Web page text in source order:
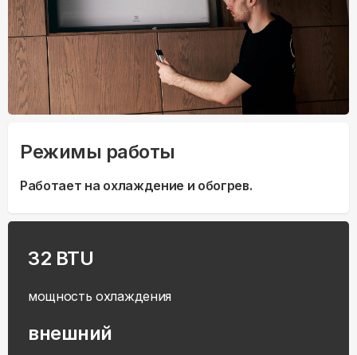
Режимы работы
Работает на охлаждение и обогрев.
32 BTU
мощность охлаждения
внешний